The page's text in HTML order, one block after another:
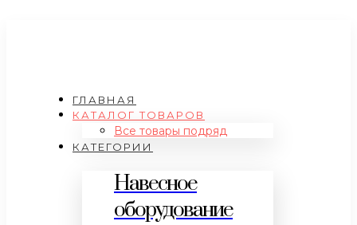
ГЛАВНАЯ
КАТАЛОГ ТОВАРОВ
Все товары подряд
КАТЕГОРИИ
Навесное
оборудование